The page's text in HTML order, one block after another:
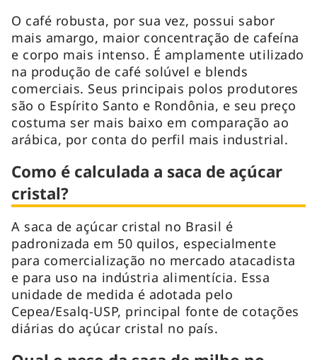
O café robusta, por sua vez, possui sabor
mais amargo, maior concentração de cafeína
e corpo mais intenso. É amplamente utilizado
na produção de café solúvel e blends
comerciais. Seus principais polos produtores
são o Espírito Santo e Rondônia, e seu preço
costuma ser mais baixo em comparação ao
arábica, por conta do perfil mais industrial.
Como é calculada a saca de açúcar
cristal?
A saca de açúcar cristal no Brasil é
padronizada em 50 quilos, especialmente
para comercialização no mercado atacadista
e para uso na indústria alimentícia. Essa
unidade de medida é adotada pelo
Cepea/Esalq-USP, principal fonte de cotações
diárias do açúcar cristal no país.